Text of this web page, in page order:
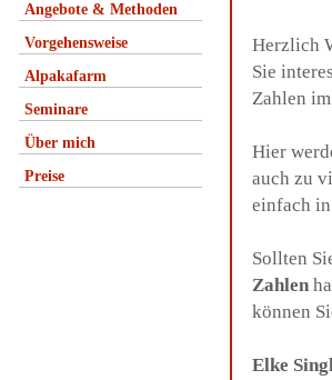
Angebote & Methoden
Vorgehensweise
Alpakafarm
Seminare
Über mich
Preise
Herzlich
Sie
Zahlen
Hier
auch zu
einfach
Sollten
Zahlen
können
Elke